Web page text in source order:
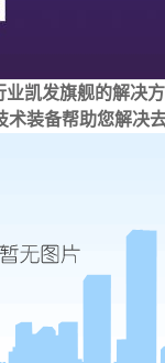
业凯发旗舰的解决
术装备帮助您解决